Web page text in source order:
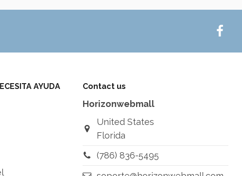
AYUDA Contact us
Horizonwebmall
United States
Florida
(786) 836-5495